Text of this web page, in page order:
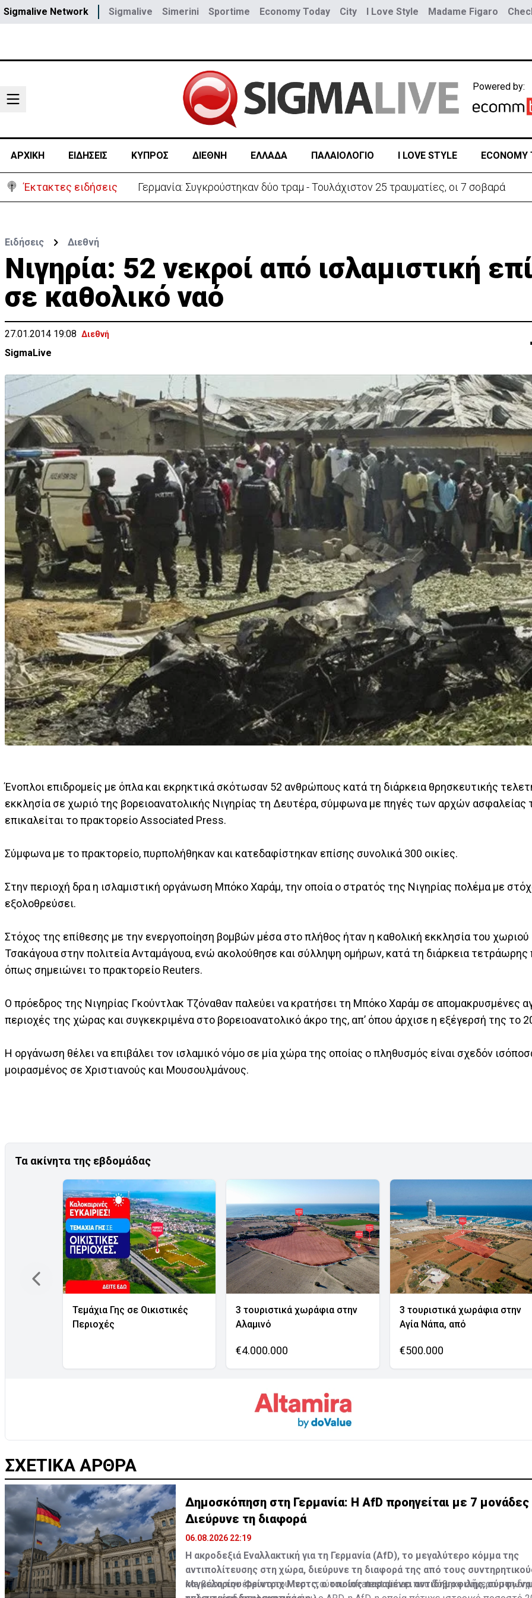
Sigmalive Network Sigmalive Simerini Sportime Economy Today City I Love Style Madame Figaro
Powered by:
ΑΡΧΙΚΗ ΕΙΔΗΣΕΙΣ ΚΥΠΡΟΣ ΔΙΕΘΝΗ ΕΛΛΑΔΑ ΠΑΛΑΙΟΛΟΓΙΟ I LOVE STYLE ECONOMY
Έκτακτες ειδήσεις Γερμανία: Συγκρούστηκαν δύο τραμ - Τουλάχιστον 25 τραυματίες, οι 7 σοβαρά
Ειδήσεις Διεθνή
Νιγηρία: 52 νεκροί από ισλαμιστική
σε καθολικό ναό
27.01.2014 19:08 Διεθνή
SigmaLive
Ένοπλοι επιδρομείς με όπλα και εκρηκτικά σκότωσαν 52 ανθρώπους κατά τη διάρκεια θρησκευτικής
εκκλησία σε χωριό της βορειοανατολικής Νιγηρίας τη Δευτέρα, σύμφωνα με πηγές των αρχών ασφαλείας
επικαλείται το πρακτορείο Associated Press.
Σύμφωνα με το πρακτορείο, πυρπολήθηκαν και κατεδαφίστηκαν επίσης συνολικά 300 οικίες.
Στην περιοχή δρα η ισλαμιστική οργάνωση Μπόκο Χαράμ, την οποία ο στρατός της Νιγηρίας πολέμα με
εξολοθρεύσει.
Στόχος της επίθεσης με την ενεργοποίηση βομβών μέσα στο πλήθος ήταν η καθολική εκκλησία του χωριού
Τσακάγουα στην πολιτεία Ανταμάγουα, ενώ ακολούθησε και σύλληψη ομήρων, κατά τη διάρκεια τετράωρης
όπως σημειώνει το πρακτορείο Reuters.
Ο πρόεδρος της Νιγηρίας Γκούντλακ Τζόναθαν παλεύει να κρατήσει τη Μπόκο Χαράμ σε απομακρυσμένες
περιοχές της χώρας και συγκεκριμένα στο βορειοανατολικό άκρο της, απ’ όπου άρχισε η εξέγερσή της το
Η οργάνωση θέλει να επιβάλει τον ισλαμικό νόμο σε μία χώρα της οποίας ο πληθυσμός είναι σχεδόν
μοιρασμένος σε Χριστιανούς και Μουσουλμάνους.
Τα ακίνητα της εβδομάδας
Τεμάχια Γης σε Οικιστικές
Περιοχές
3 τουριστικά χωράφια στην
Αλαμινό
€4.000.000
3 τουριστικά χωράφια στην
Αγία Νάπα, από
€500.000
ΣΧΕΤΙΚΑ ΑΡΘΡΑ
Δημοσκόπηση στη Γερμανία: Η AfD προηγείται με 7 μονάδες
Διεύρυνε τη διαφορά
06.08.2026 22:19
Η ακροδεξιά Εναλλακτική για τη Γερμανία (AfD), το μεγαλύτερο κόμμα της
αντιπολίτευσης στη χώρα, διεύρυνε τη διαφορά της από τους
καγκελαρίου Φρίντριχ Μερτς, ο οποίος παραμένει αντιδημοφιλής, σύμφωνα
Με βάση την έρευνα του ινστιτούτου Infratest dimap που δόθηκε σήμερα στη